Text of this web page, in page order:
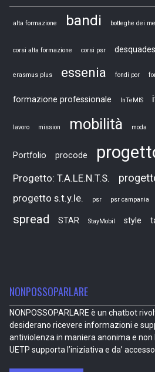
alta formazione bandi botteghe dei
corsi alta formazione corsi psr desquades
erasmus plus essenia fondi por
formazione professionale InTeMIS
lavoro mission mobilità moda
Portfolio procode
Progetto: T.A.LE.N.T.S.
progetto s.t.y.le. psr psr campania
spread STAR StayMobil style
NONPOSSOPARLARE
NONPOSSOPARLARE è un chatbot
desiderano ricevere informazioni e
antiviolenza in maniera anonima e non
UETP supporta l’iniziativa e da’